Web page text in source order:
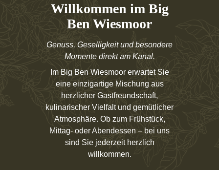
Willkommen im Big
Ben Wiesmoor
Genuss, Geselligkeit und besondere
Momente direkt am Kanal.
Im Big Ben Wiesmoor erwartet Sie
eine einzigartige Mischung aus
herzlicher Gastfreundschaft,
kulinarischer Vielfalt und gemütlicher
Atmosphäre. Ob zum Frühstück,
Mittag- oder Abendessen – bei uns
sind Sie jederzeit herzlich
willkommen.